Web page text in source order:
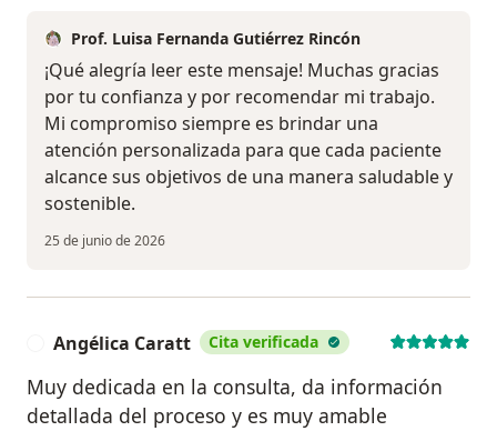
Prof. Luisa Fernanda Gutiérrez Rincón
¡Qué alegría leer este mensaje! Muchas gracias
por tu confianza y por recomendar mi trabajo.
Mi compromiso siempre es brindar una
atención personalizada para que cada paciente
alcance sus objetivos de una manera saludable y
sostenible.
25 de junio de 2026
Angélica Caratt Cita verificada
Muy dedicada en la consulta, da información
detallada del proceso y es muy amable